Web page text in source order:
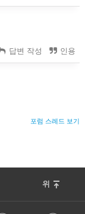
답변 작성 인용
포럼 스레드 보기
위